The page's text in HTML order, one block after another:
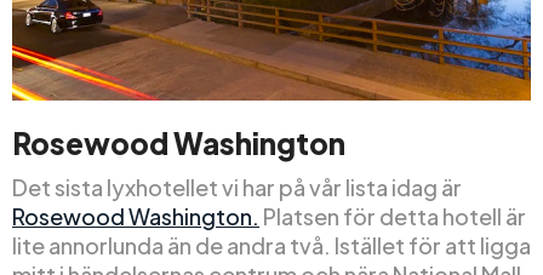
Rosewood Washington
Det sista lyxhotellet vi har på vår lista idag är
Rosewood Washington. Platsen för detta hotell är
lite annorlunda än de andra två. Istället för att ligga